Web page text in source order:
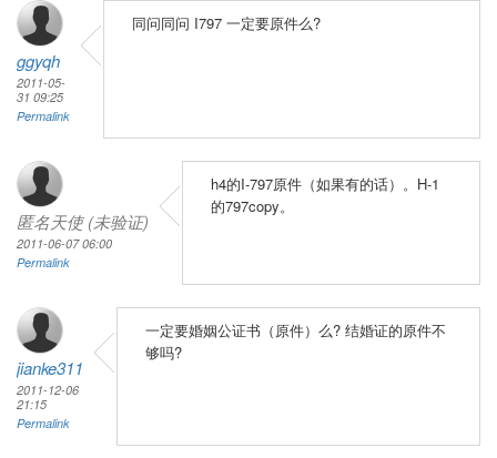
ggyqh
2011-05-
31 09:25
Permalink
同问同问 I797 一定要原件么?
匿名天使 (未验证)
2011-06-07 06:00
Permalink
h4的I-797原件（如果有的话）。H-1
的797copy。
jianke311
2011-12-06
21:15
Permalink
一定要婚姻公证书（原件）么? 结婚证的原件不
够吗?